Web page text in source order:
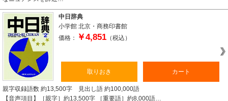
中日辞典
小学館 北京・商務印書館
価格：
￥4,851 （税込）
取りおき カート
親字収録語数 約13,500字 見出し語 約100,000語
【音声項目】［親字］約13,500字 ［重要語］約8,000語…